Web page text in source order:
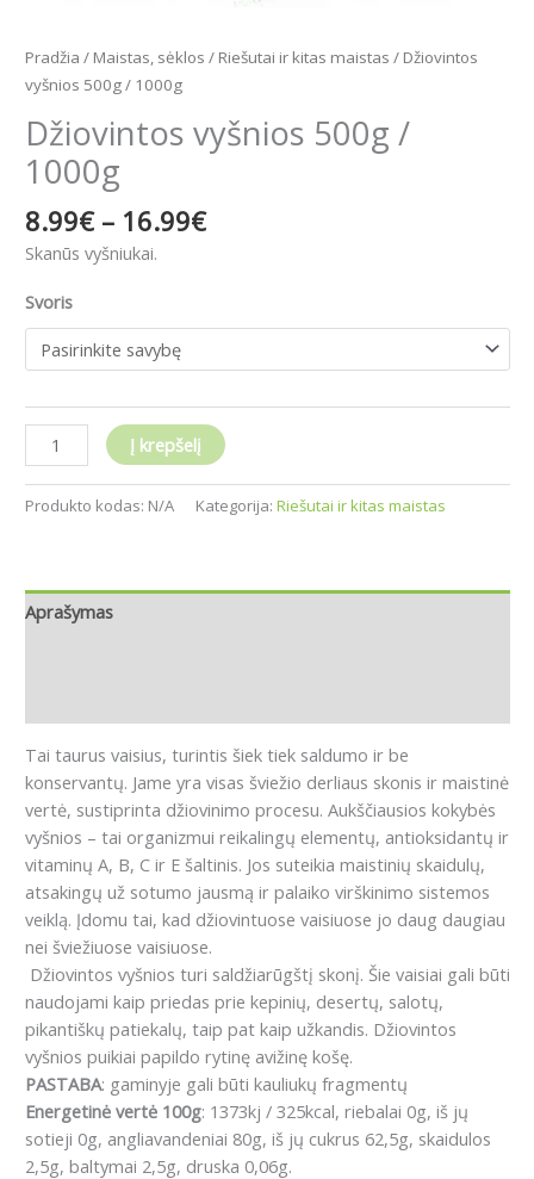
Pradžia / Maistas, sėklos / Riešutai ir kitas maistas / Džiovintos
vyšnios 500g / 1000g
Džiovintos vyšnios 500g /
1000g
8.99€ – 16.99€
Skanūs vyšniukai.
Svoris
Į krepšelį
Produkto kodas: N/A Kategorija: Riešutai ir kitas maistas
Aprašymas
Tai taurus vaisius, turintis šiek tiek saldumo ir be
konservantų. Jame yra visas šviežio derliaus skonis ir maistinė
vertė, sustiprinta džiovinimo procesu. Aukščiausios kokybės
vyšnios – tai organizmui reikalingų elementų, antioksidantų ir
vitaminų A, B, C ir E šaltinis. Jos suteikia maistinių skaidulų,
atsakingų už sotumo jausmą ir palaiko virškinimo sistemos
veiklą. Įdomu tai, kad džiovintuose vaisiuose jo daug daugiau
nei šviežiuose vaisiuose.
Džiovintos vyšnios turi saldžiarūgštį skonį. Šie vaisiai gali būti
naudojami kaip priedas prie kepinių, desertų, salotų,
pikantiškų patiekalų, taip pat kaip užkandis. Džiovintos
vyšnios puikiai papildo rytinę avižinę košę.
PASTABA: gaminyje gali būti kauliukų fragmentų
Energetinė vertė 100g: 1373kj / 325kcal, riebalai 0g, iš jų
sotieji 0g, angliavandeniai 80g, iš jų cukrus 62,5g, skaidulos
2,5g, baltymai 2,5g, druska 0,06g.